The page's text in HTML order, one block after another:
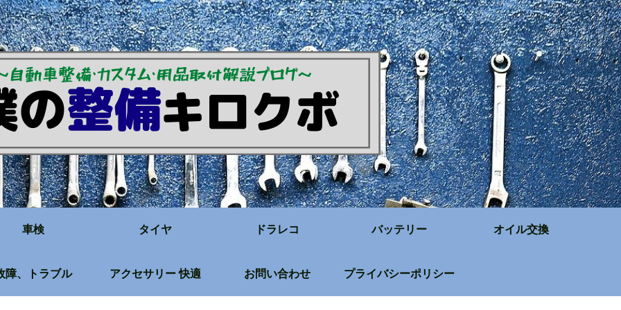
車検 タイヤ ドラレコ バッテリー オイル交換
障、トラブル アクセサリー 快適 お問い合わせ プライバシーポリシー